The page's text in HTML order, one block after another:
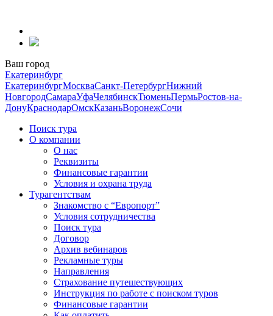
содержанию
Ваш город
Екатеринбург
ЕкатеринбургМоскваСанкт-ПетербургНижний
НовгородСамараУфаЧелябинскТюменьПермьРостов-на-
ДонуКраснодарОмскКазаньВоронежСочи
Поиск тура
О компании
О нас
Реквизиты
Финансовые гарантии
Условия и охрана труда
Турагентствам
Знакомство с “Европорт”
Условия сотрудничества
Поиск тура
Договор
Архив вебинаров
Рекламные туры
Направления
Страхование путешествующих
Инструкция по работе с поиском туров
Финансовые гарантии